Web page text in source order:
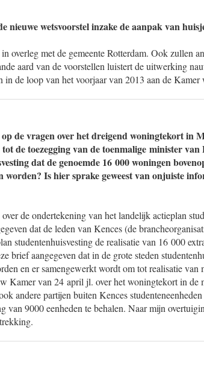
nieuwe wetsvoorstel inzake de aanpak van
overleg met de gemeente Rotterdam. Ook zullen
aard van de voorstellen luistert de uitwerking
de loop van het voorjaar van 2013 aan de Kamer
de vragen over het dreigend woningtekort in
de toezegging van de toenmalige minister
dat de genoemde 16 000 woningen
worden? Is hier sprake geweest van onjuiste
de ondertekening van het landelijk actieplan
dat de leden van Kences (de
studentenhuisvesting de realisatie van 16 000
brief aangegeven dat in de grote steden
en er samengewerkt wordt om tot realisatie van
Kamer van 24 april jl. over het woningtekort in de
andere partijen buiten Kences
van 9000 eenheden te behalen. Naar mijn